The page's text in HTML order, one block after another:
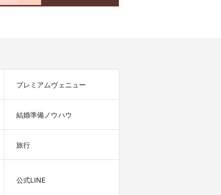
プレミアムヴェニュー
結婚準備ノウハウ
旅行
公式LINE